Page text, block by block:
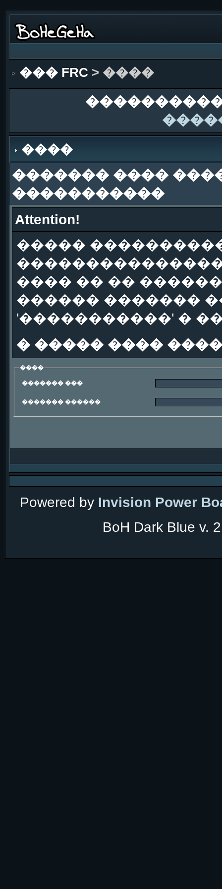
��� FRC > ����
����
������� ����
�����������
Attention!
�����
���� �� ��
������ �������
'�����������' �
� ����� ����
����
������� ���
������� ������
Powered by Invision Power
BoH Dark Blue v.